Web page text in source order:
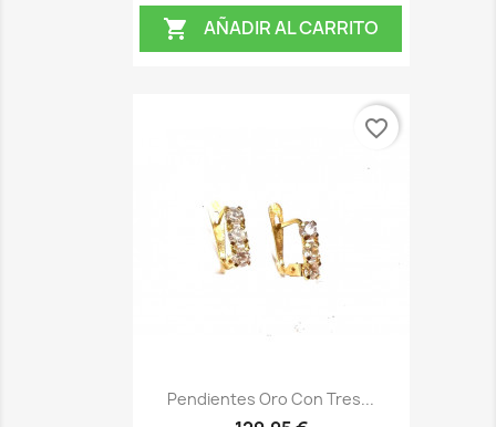
 AÑADIR AL CARRITO
Pendientes Oro Con Tres...
favorite_border